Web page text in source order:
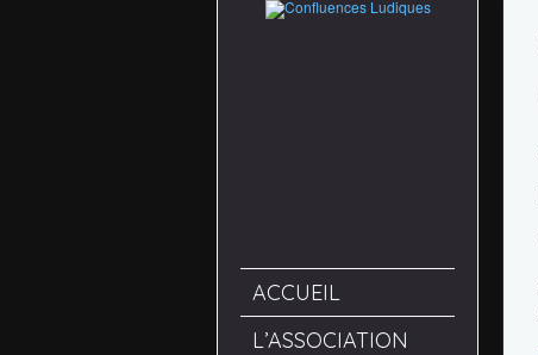
ACCUEIL
L’ASSOCIATION